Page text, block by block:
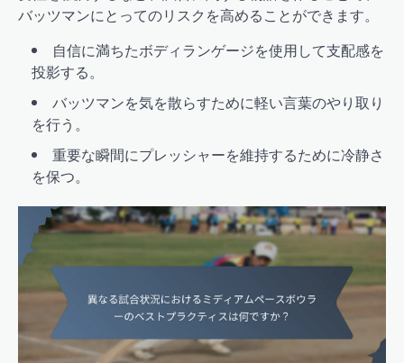
バッツマンにとってのリスクを高めることができます。
自信に満ちたボディランゲージを使用して支配感を
投影する。
バッツマンを気を散らすために軽い言葉のやり取り
を行う。
重要な瞬間にプレッシャーを維持するために冷静さ
を保つ。